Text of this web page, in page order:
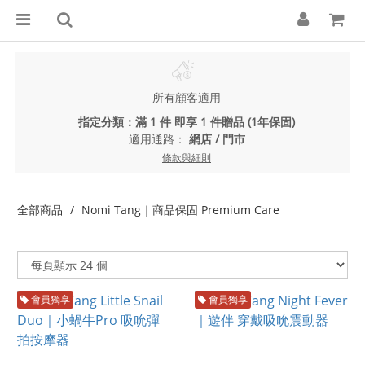
所有顧客適用
指定分類：滿 1 件 即享 1 件贈品 (1年保固)
適用通路： 網店 / 門市
條款與細則
全部商品 Nomi Tang｜商品保固 Premium Care
會員獨享 會員獨享